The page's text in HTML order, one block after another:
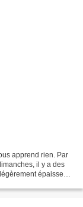
apprend rien. Par
il y a des
épaisses